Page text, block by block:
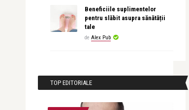
Beneficiile suplimentelor
pentru slăbit asupra sănătății
tale
de Alex Pub
TOP EDITORIALE